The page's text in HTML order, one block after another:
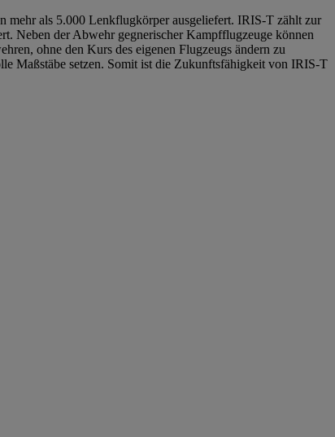
mehr als 5.000 Lenkflugkörper ausgeliefert. IRIS-T zählt zur
Neben der Abwehr gegnerischer Kampfflugzeuge können
ohne den Kurs des eigenen Flugzeugs ändern zu
Maßstäbe setzen. Somit ist die Zukunftsfähigkeit von IRIS-T